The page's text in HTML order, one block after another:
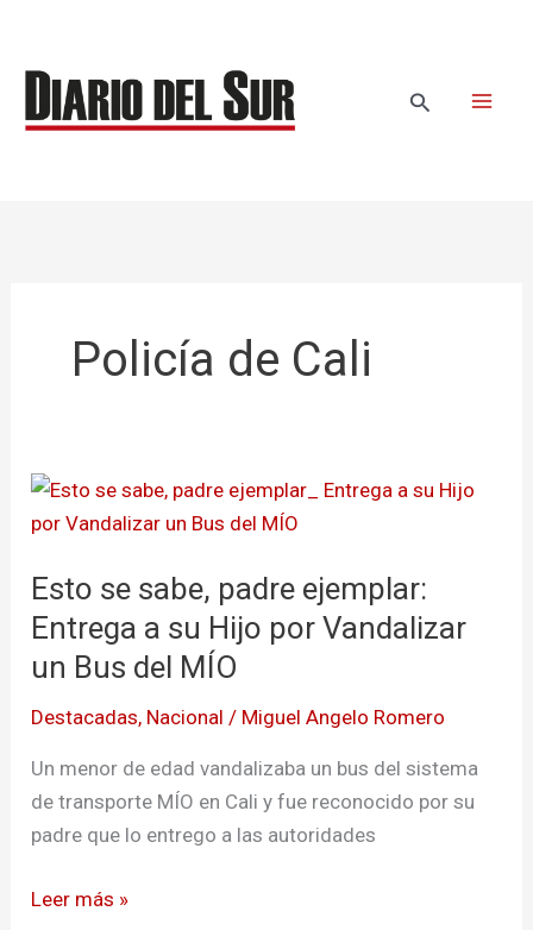
contenido
Buscar
Policía de Cali
Esto se sabe, padre ejemplar:
Entrega a su Hijo por Vandalizar
un Bus del MÍO
Destacadas, Nacional / Miguel Angelo Romero
Un menor de edad vandalizaba un bus del sistema
de transporte MÍO en Cali y fue reconocido por su
padre que lo entrego a las autoridades
Esto
se
padre
ejemplar:
Entrega
su
Bus
Leer más »